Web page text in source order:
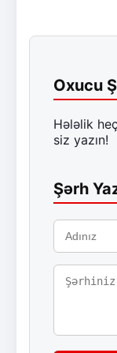
Oxucu
Hələlik
siz yazın!
Şərh